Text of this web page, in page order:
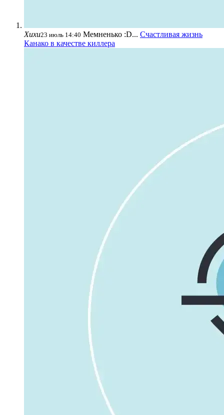
Хихи23 июль 14:40 Мемненько :D... Счастливая жизнь
Канако в качестве киллера